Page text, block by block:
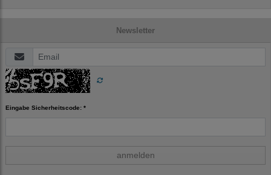
Newsletter
Eingabe Sicherheitscode: *
anmelden